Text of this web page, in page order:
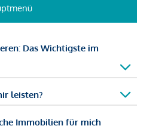
Das Wichtigste im
leisten?
Immobilien für mich